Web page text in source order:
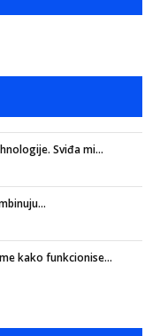
Sviđa mi...
kako funkcionise...